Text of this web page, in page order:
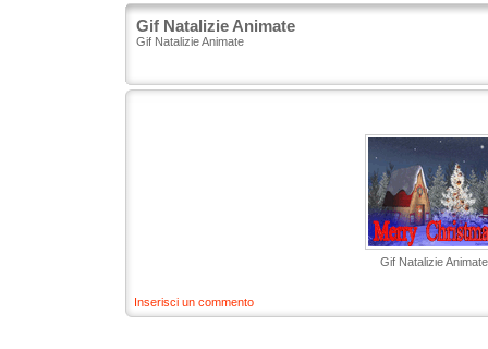
Gif Natalizie Animate
Gif Natalizie Animate
Gif Natalizie Animate
Inserisci un commento